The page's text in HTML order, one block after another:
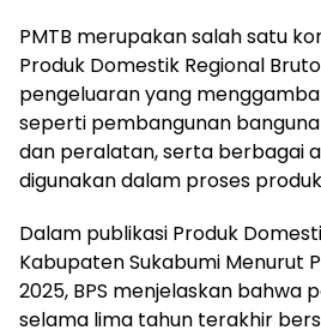
PMTB merupakan salah satu
Produk Domestik Regional
pengeluaran yang
seperti pembangunan
dan peralatan, serta berbagai
digunakan dalam proses
Dalam publikasi Produk
Kabupaten Sukabumi Menurut
2025, BPS menjelaskan bahwa
selama lima tahun terakhir